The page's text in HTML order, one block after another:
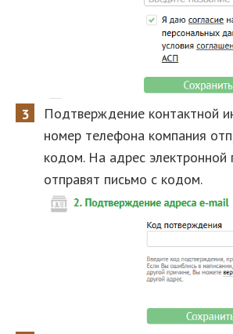
Подтверждение контактной
номер телефона компания
кодом. На адрес
отправят письмо с кодом.